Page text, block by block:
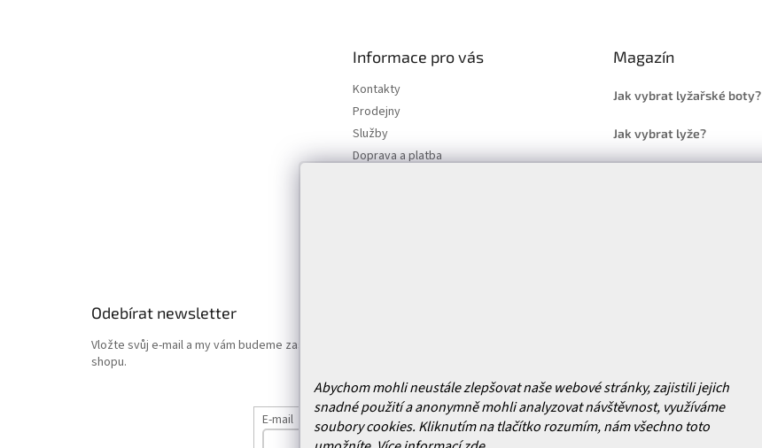
Abychom mohli neustále zlepšovat naše webové stránky, zajistili jejich
snadné použití a anonymně mohli analyzovat návštěvnost, využíváme
soubory cookies. Kliknutím na tlačítko rozumím, nám všechno toto
Informace pro vás
Kontakty
Prodejny
Služby
Doprava a platba
Magazín
Jak vybrat lyžařské boty?
Jak vybrat lyže?
Odebírat newsletter
Vložte svůj e-mail a my vám budeme zasílat informace o nových produktech na našem e-
shopu.
E-mail